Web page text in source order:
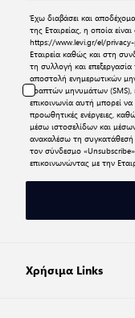
Έχω διαβάσει και
της Εταιρείας, η οποία
https://www.levi.gr/el/
Εταιρεία καθώς και στη
τη συλλογή και
αποστολή ενημερωτικών
γραπτών μηνυμάτων (SMS),
επικοινωνία αυτή μπορεί
προωθητικές ενέργειες,
μέσω ιστοσελίδων και
ανακαλέσω τη συγκατάθεσή
τον σύνδεσμο
επικοινωνώντας με την
Χρήσιμα Links